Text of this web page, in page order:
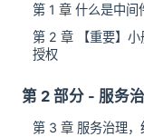
第 1 章 什么是中间
第 2 章 【重要】
授权
第 2 部分 - 服务
第 3 章 服务治理，